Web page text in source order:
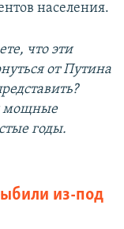
населения.
что эти
от Путина
мощные
годы.
из-под